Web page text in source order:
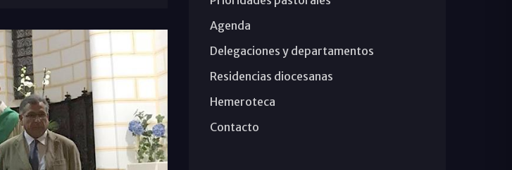
Agenda
Delegaciones y departamentos
Residencias diocesanas
Hemeroteca
Contacto